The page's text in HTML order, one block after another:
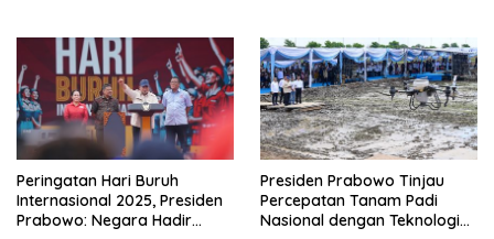
Peringatan Hari Buruh
Internasional 2025, Presiden
Prabowo: Negara Hadir
Presiden Prabowo Tinjau
Percepatan Tanam Padi
Nasional dengan Teknologi